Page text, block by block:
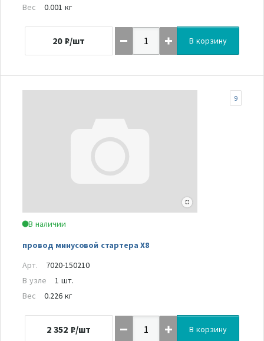
Вес
0.001 кг
20 ₽/шт В корзину
В наличии
провод минусовой стартера Х8
9
Арт.
7020-150210
В узле
1 шт.
Вес
0.226 кг
2 352 ₽/шт В корзину